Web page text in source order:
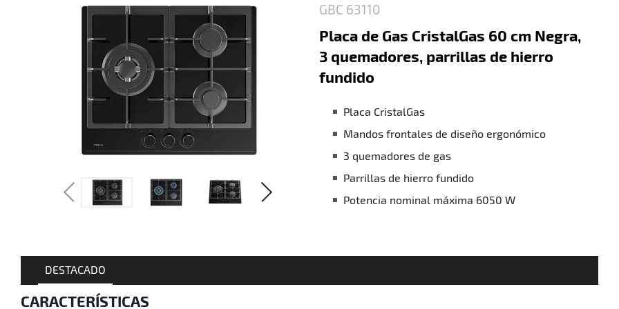
GBC 63110
Placa de Gas CristalGas 60 cm Negra,
3 quemadores, parrillas de hierro
fundido
Placa CristalGas
Mandos frontales de diseño ergonómico
3 quemadores de gas
Parrillas de hierro fundido
Potencia nominal máxima 6050 W
DESTACADO
CARACTERÍSTICAS